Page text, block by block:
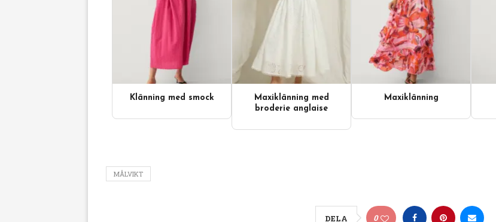
Videoinnehåll
Klänning med smock
Maxiklänning med
broderie anglaise
Maxiklänning
MÅLVIKT
DELA 0